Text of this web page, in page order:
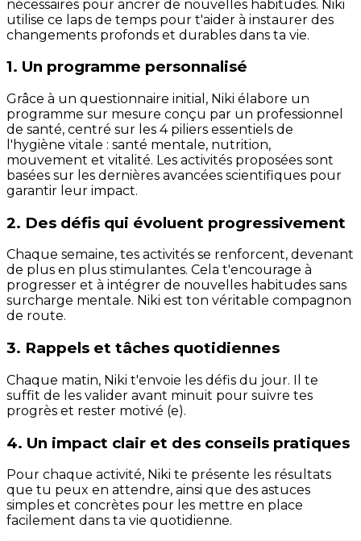
nécessaires pour ancrer de nouvelles habitudes. Niki
utilise ce laps de temps pour t'aider à instaurer des
changements profonds et durables dans ta vie.
1. Un programme personnalisé
Grâce à un questionnaire initial, Niki élabore un
programme sur mesure conçu par un professionnel
de santé, centré sur les 4 piliers essentiels de
l'hygiène vitale : santé mentale, nutrition,
mouvement et vitalité. Les activités proposées sont
basées sur les dernières avancées scientifiques pour
garantir leur impact.
2. Des défis qui évoluent progressivement
Chaque semaine, tes activités se renforcent, devenant
de plus en plus stimulantes. Cela t'encourage à
progresser et à intégrer de nouvelles habitudes sans
surcharge mentale. Niki est ton véritable compagnon
de route.
3. Rappels et tâches quotidiennes
Chaque matin, Niki t'envoie les défis du jour. Il te
suffit de les valider avant minuit pour suivre tes
progrès et rester motivé (e).
4. Un impact clair et des conseils pratiques
Pour chaque activité, Niki te présente les résultats
que tu peux en attendre, ainsi que des astuces
simples et concrètes pour les mettre en place
facilement dans ta vie quotidienne.